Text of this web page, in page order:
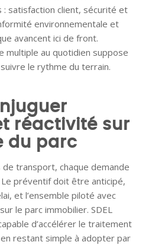
: satisfaction client, sécurité et
environnementale et
avancent ici de front.
multiple au quotidien suppose
le rythme du terrain.
réactivité sur
du parc
transport, chaque demande
préventif doit être anticipé,
et l’ensemble piloté avec
le parc immobilier. SDEL
d’accélérer le traitement
restant simple à adopter par